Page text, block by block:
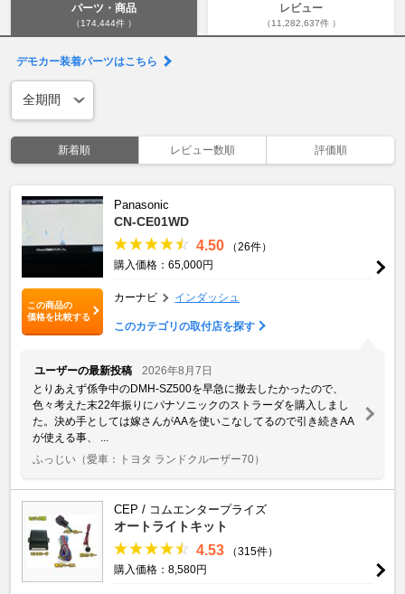
パーツ・商品
（174,444件 ）
レビュー
（11,282,637件 ）
デモカー装着パーツはこちら
新着順 レビュー数順 評価順
この商品の
価格を比較する
Panasonic
CN-CE01WD
4.50
（26件）
購入価格：65,000円
カーナビ インダッシュ
このカテゴリの取付店を探す
ユーザーの最新投稿
2026年8月7日
とりあえず係争中のDMH-SZ500を早急に撤去したかったので、
色々考えた末22年振りにパナソニックのストラーダを購入しまし
た。決め手としては嫁さんがAAを使いこなしてるので引き続きAA
が使える事、 ...
ふっじい （愛車：トヨタ ランドクルーザー70）
CEP / コムエンタープライズ
オートライトキット
4.53
（315件）
購入価格：8,580円